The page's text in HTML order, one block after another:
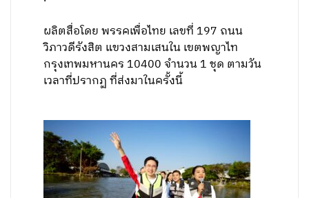
ผลิตสื่อโดย พรรคเพื่อไทย เลขที่ 197 ถนน
วิภาวดีรังสิต แขวงสามเสนใน เขตพญาไท
กรุงเทพมหานคร 10400 จำนวน 1 ชุด ตามวัน
เวลาที่ปรากฏ ที่ส่งมาในครั้งนี้